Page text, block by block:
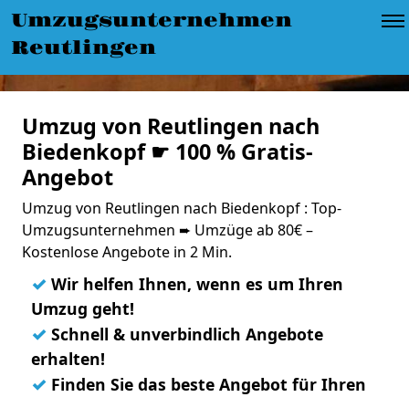
Umzugsunternehmen
Reutlingen
Umzug von Reutlingen nach
Biedenkopf ☛ 100 % Gratis-
Angebot
Umzug von Reutlingen nach Biedenkopf : Top-
Umzugsunternehmen ➨ Umzüge ab 80€ –
Kostenlose Angebote in 2 Min.
✓ Wir helfen Ihnen, wenn es um Ihren
Umzug geht!
✓ Schnell & unverbindlich Angebote
erhalten!
✓ Finden Sie das beste Angebot für Ihren